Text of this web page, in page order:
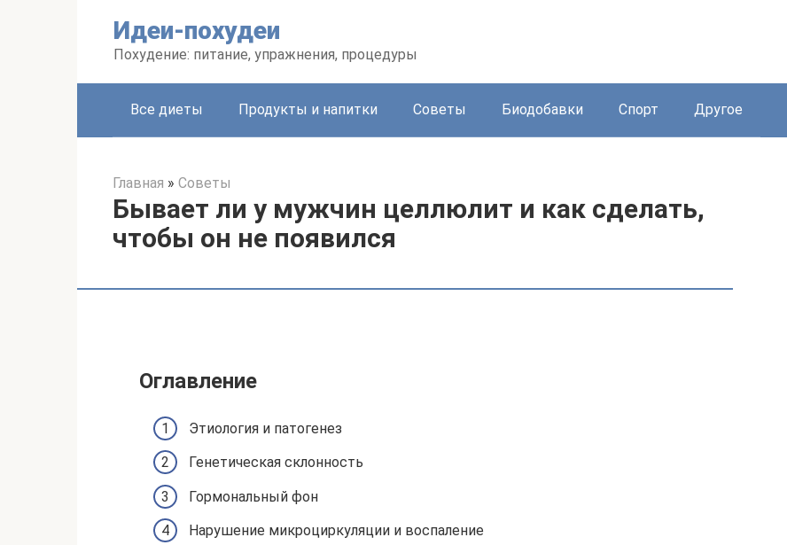
Идеи-похудеи
Похудение: питание, упражнения, процедуры
Все диеты Продукты и напитки Советы Биодобавки Спорт Другое
Главная » Советы
Бывает ли у мужчин целлюлит и как сделать,
чтобы он не появился
Оглавление
Этиология и патогенез
Генетическая склонность
Гормональный фон
Нарушение микроциркуляции и воспаление